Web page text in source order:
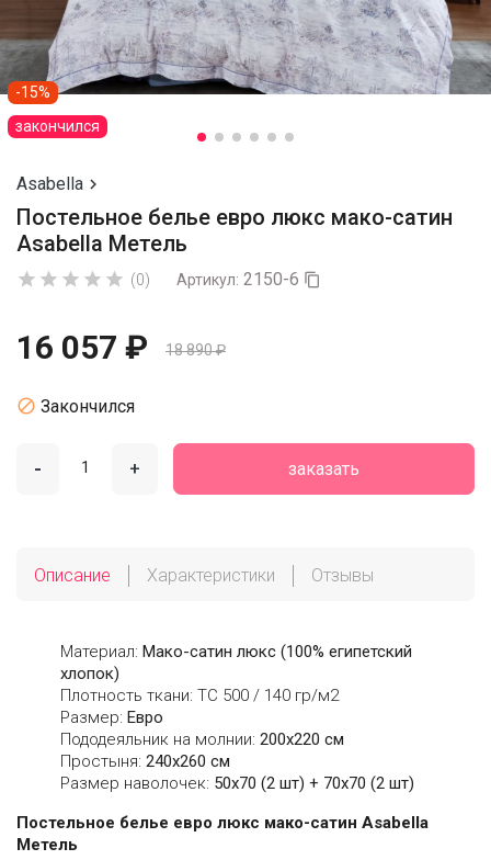
-15%
закончился
Asabella 
Постельное белье евро люкс мако-сатин
Asabella Метель
     (0) Артикул: 2150-6 
16 057 ₽ 18 890 ₽
 Закончился
- + заказать
Описание Характеристики Отзывы
Материал: Мако-сатин люкс (100% египетский
хлопок)
Плотность ткани: ТС 500 / 140 гр/м2
Размер: Евро
Пододеяльник на молнии: 200х220 см
Простыня: 240х260 см
Размер наволочек: 50x70 (2 шт) + 70x70 (2 шт)
Постельное белье евро люкс мако-сатин Asabella
Метель